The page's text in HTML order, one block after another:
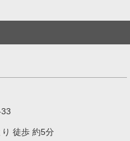
徒歩 約5分